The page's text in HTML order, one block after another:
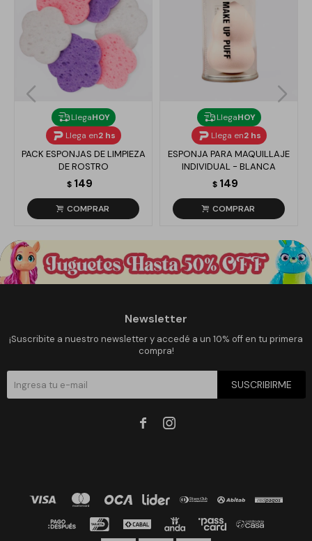
LlegaHOY
Llega en2 hs
PACK ESPONJAS DE LIMPIEZA
DE ROSTRO
$ 149
LlegaHOY
Llega en2 hs
ESPONJA PARA MAQUILLAJE
INDIVIDUAL - BLANCA
$ 149
Newsletter
¡Suscribite a nuestro newsletter y accedé a un 10% off en tu primera
compra!
SUSCRIBIRME
 